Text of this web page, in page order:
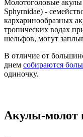
Молотоголовые
Sphyrnidae) -
кархаринообразных
тропических водах
шельфов, могут
В отличие от
днем собираются
одиночку.
Акулы-молот